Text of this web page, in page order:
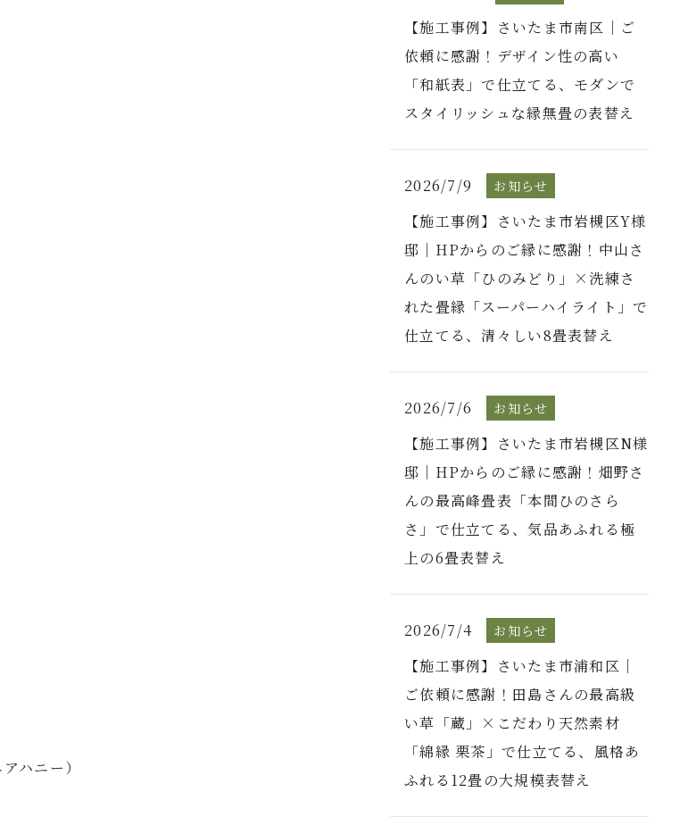
ハニー）
【施工事例】さいたま市南区｜ご
依頼に感謝！デザイン性の高い
「和紙表」で仕立てる、モダンで
スタイリッシュな縁無畳の表替え
2026/7/9 お知らせ
【施工事例】さいたま市岩槻区Y様
邸｜HPからのご縁に感謝！中山さ
んのい草「ひのみどり」×洗練さ
れた畳縁「スーパーハイライト」で
仕立てる、清々しい8畳表替え
2026/7/6 お知らせ
【施工事例】さいたま市岩槻区N様
邸｜HPからのご縁に感謝！畑野さ
んの最高峰畳表「本間ひのさら
さ」で仕立てる、気品あふれる極
上の6畳表替え
2026/7/4 お知らせ
【施工事例】さいたま市浦和区｜
ご依頼に感謝！田島さんの最高級
い草「蔵」×こだわり天然素材
「綿縁 栗茶」で仕立てる、風格あ
ふれる12畳の大規模表替え